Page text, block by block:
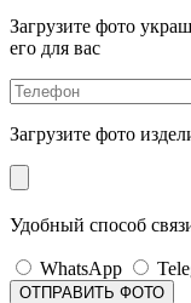
Загрузите фото
его для вас
Загрузите фото
Удобный способ
WhatsApp